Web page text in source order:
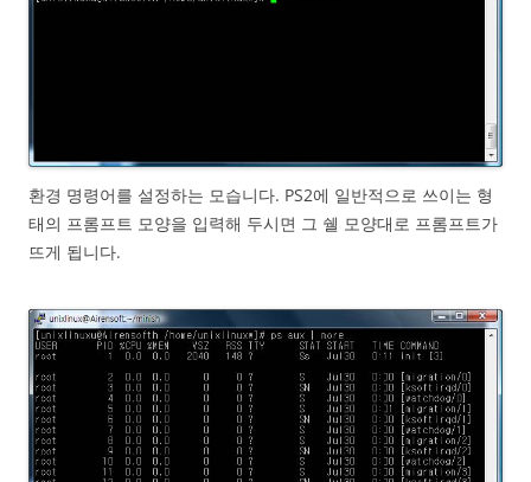
환경 명령어를 설정하는 모습니다. PS2에 일반적으로 쓰이는 형
태의 프롬프트 모양을 입력해 두시면 그 쉘 모양대로 프롬프트가
뜨게 됩니다.